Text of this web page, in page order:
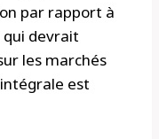
par rapport à
devrait
les marchés
est